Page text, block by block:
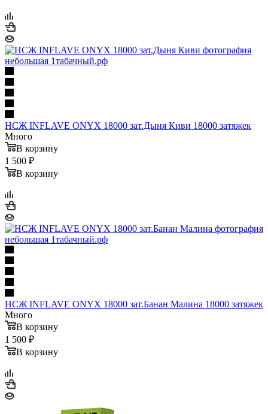
НСЖ INFLAVE ONYX 18000 зат.Дыня Киви 18000 затяжек
Много
В корзину
1 500 ₽
В корзину
НСЖ INFLAVE ONYX 18000 зат.Банан Малина 18000 затяжек
Много
В корзину
1 500 ₽
В корзину